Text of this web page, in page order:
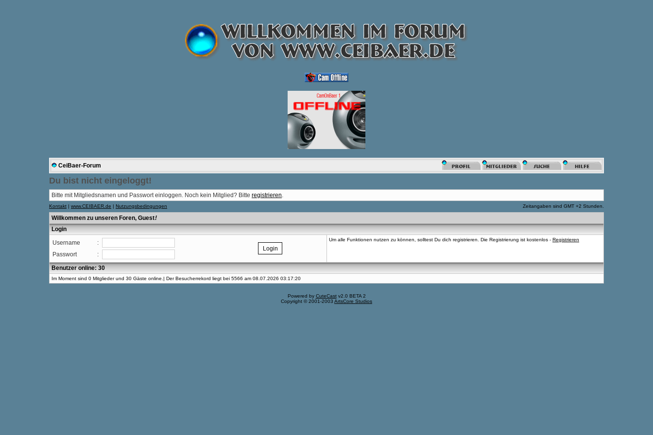
CeiBaer-Forum
Du bist nicht eingeloggt!
Bitte mit Mitgliedsnamen und Passwort einloggen. Noch kein Mitglied? Bitte registrieren.
Kontakt | www.CEIBAER.de | Nutzungsbedingungen Zeitangaben sind GMT +2 Stunden.
Willkommen zu unseren Foren, Guest!
Login
Username
:
Passwort
:
Um alle Funktionen nutzen zu können, solltest Du dich registrieren. Die Registrierung ist kostenlos - Registrieren
Benutzer online: 30
Im Moment sind 0 Mitglieder und 30 Gäste online.| Der Besucherrekord liegt bei 5566 am 08.07.2026 03:17:20
Powered by CuteCastv2.0 BETA 2
Copyright © 2001-2003 ArtsCore Studios